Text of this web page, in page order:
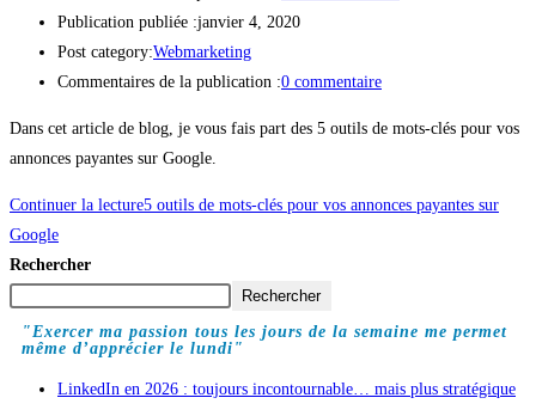
Publication publiée :janvier 4, 2020
Post category:Webmarketing
Commentaires de la publication :0 commentaire
Dans cet article de blog, je vous fais part des 5 outils de mots-clés pour vos
annonces payantes sur Google.
Continuer la lecture5 outils de mots-clés pour vos annonces payantes sur
Google
Rechercher
Rechercher
"Exercer ma passion tous les jours de la semaine me permet
même d’apprécier le lundi"
LinkedIn en 2026 : toujours incontournable… mais plus stratégique